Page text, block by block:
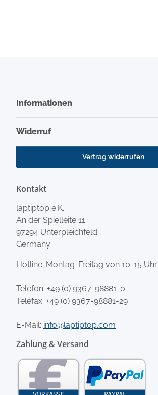
Informationen
Widerruf
Vertrag widerrufen
Kontakt
laptiptop e.K.
An der Spielleite 11
97294 Unterpleichfeld
Germany
Hotline: Montag-Freitag von 10-15 Uhr
Telefon: +49 (0) 9367-98881-0
Telefax: +49 (0) 9367-98881-29
E-Mail: info@laptiptop.com
Zahlung & Versand